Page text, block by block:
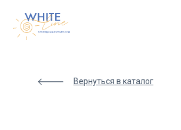
code
Вернуться в каталог